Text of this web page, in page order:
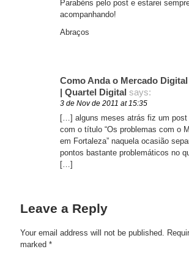
Parabéns pelo post e estarei
acompanhando!
Abraços
Como Anda o Mercado
| Quartel Digital says:
3 de Nov de 2011 at 15:35
[…] alguns meses atrás fiz um post
com o título “Os problemas com o
em Fortaleza” naquela ocasião
pontos bastante problemáticos no
[…]
Leave a Reply
Your email address will not be published.
marked *